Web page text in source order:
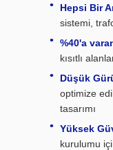
Hepsi Bir
sistemi,
%40'a
kısıtlı
Düşük
optimize
tasarımı
Yüksek
kurulumu